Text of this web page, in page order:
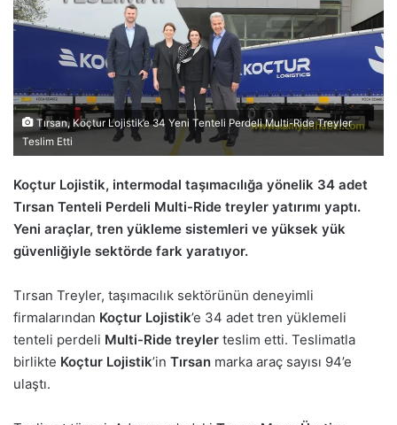
Tırsan, Koçtur Lojistik’e 34 Yeni Tenteli Perdeli Multi-Ride Treyler
Teslim Etti
Koçtur Lojistik, intermodal taşımacılığa yönelik 34 adet
Tırsan Tenteli Perdeli Multi-Ride treyler yatırımı yaptı.
Yeni araçlar, tren yükleme sistemleri ve yüksek yük
güvenliğiyle sektörde fark yaratıyor.
Tırsan Treyler, taşımacılık sektörünün deneyimli
firmalarından Koçtur Lojistik’e 34 adet tren yüklemeli
tenteli perdeli Multi-Ride treyler teslim etti. Teslimatla
birlikte Koçtur Lojistik’in Tırsan marka araç sayısı 94’e
ulaştı.